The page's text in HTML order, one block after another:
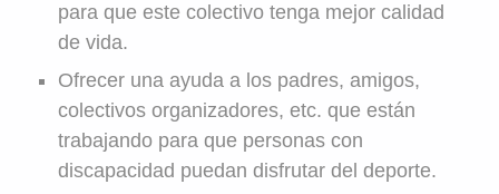
para que este colectivo tenga mejor calidad
de vida.
Ofrecer una ayuda a los padres, amigos,
colectivos organizadores, etc. que están
trabajando para que personas con
discapacidad puedan disfrutar del deporte.